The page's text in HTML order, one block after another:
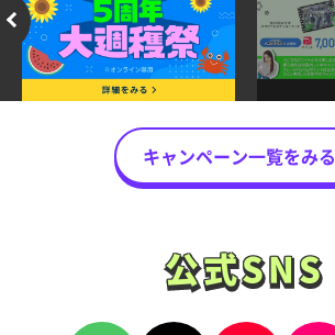
キャンペーン一覧をみる
公式SNS
公式SNS